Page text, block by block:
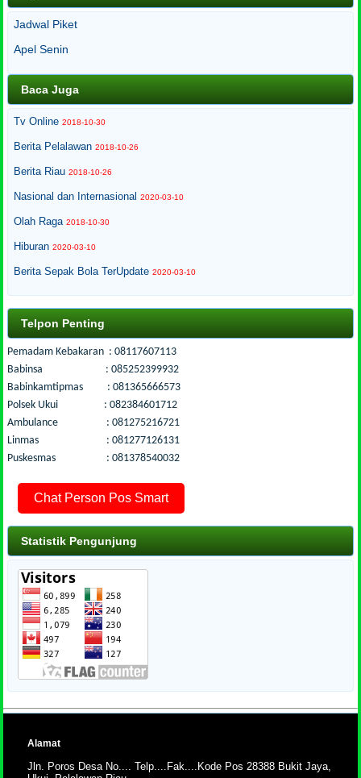
Jadwal Piket
Apel Senin
Baca Juga
Tv Online 2018-10-30
Berita Pelalawan 2018-10-26
Berita Riau 2018-10-26
Nasional dan Internasional 2020-03-10
Olah Raga 2018-10-30
Hiburan 2020-03-10
Berita Sepak Bola TerUpdate 2020-03-10
Telpon Penting
Pemadam Kebakaran : 08117607113
Babinsa : 085252399932
Babinkamtipmas : 081365666573
Polsek Ukui : 082384601712
Ambulance : 081275216721
Linmas : 081277126131
Puskesmas : 081378540032
Chat Person Pos Smart
Statistik Pengunjung
Alamat
Jln. Poros Desa No.... Telp....Fak....Kode Pos 28388 Bukit Jaya,